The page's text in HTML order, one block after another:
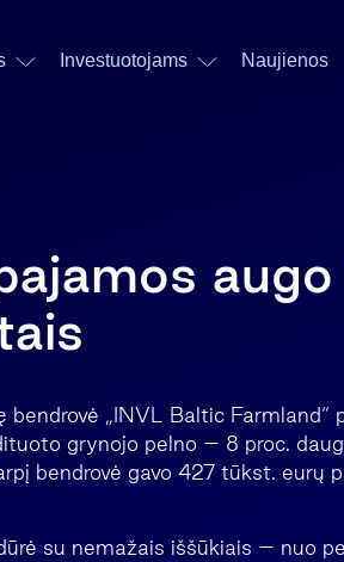
Investuotojams Naujienos
„INVL Baltic Farmland“
grynojo pelno – 8 proc.
bendrovė gavo 427 tūkst. eurų
su nemažais iššūkiais – nuo